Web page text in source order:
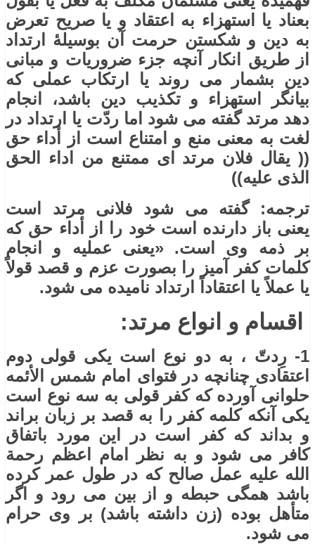
بعناد یا استهزاء به اعتقاد و یا صریح تعرض
به دین و شکستن حرمت آن بوسیلۀ ارتداد
از طریق انکار آنچه جزء ضروریات و مبانی
دین بشمار می روند یا ارتکاب عملی که
بیانگر استهزاء و تکذیب دین باشد، انجام
دهد مرتد گفته می شود اما ردّت یا ارتداد در
لغت به معنی منع و امتناع است از أداء حق
(( یقال فلان مرتد ای ممتنع من اداء الحق
الذی علیه))
ترجمه: گفته می شود فلانی مرتد است
یعنی باز دارنده است خود را از أداء حق که
بر ذمه وی است. «یعنی عملیه و انجام
کلمات کفر آمیز را بصورت عزم و قصد قولاً
یا عملاً یا اعتقاداً ارتداد نامیده می شود.
اقسام و انواع مرتد:
1- رِدتّ ، به دو نوع است یکی قولی دوم
اعتقادی چنانچه در فتوای امام شمس الأئمه
حلوانی آورده که کفر قولی به سه نوع است
یکی آنکه کلمه کفر را به قصد بر زبان براند
و بداند که کفر است در این مورد باتفاق
کافر می شود و به نظر امام اعظم رحمة
الله علیه عمل صالح که در طول عمر کرده
باشد همگی حبطه و از بین می رود و اگر
متأهل بوده (زن داشته باشد) بر وی حرام
می شود.